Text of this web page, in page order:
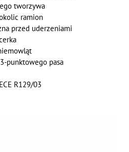
tworzywa
ramion
przed uderzeniami
punktowego pasa
R129/03